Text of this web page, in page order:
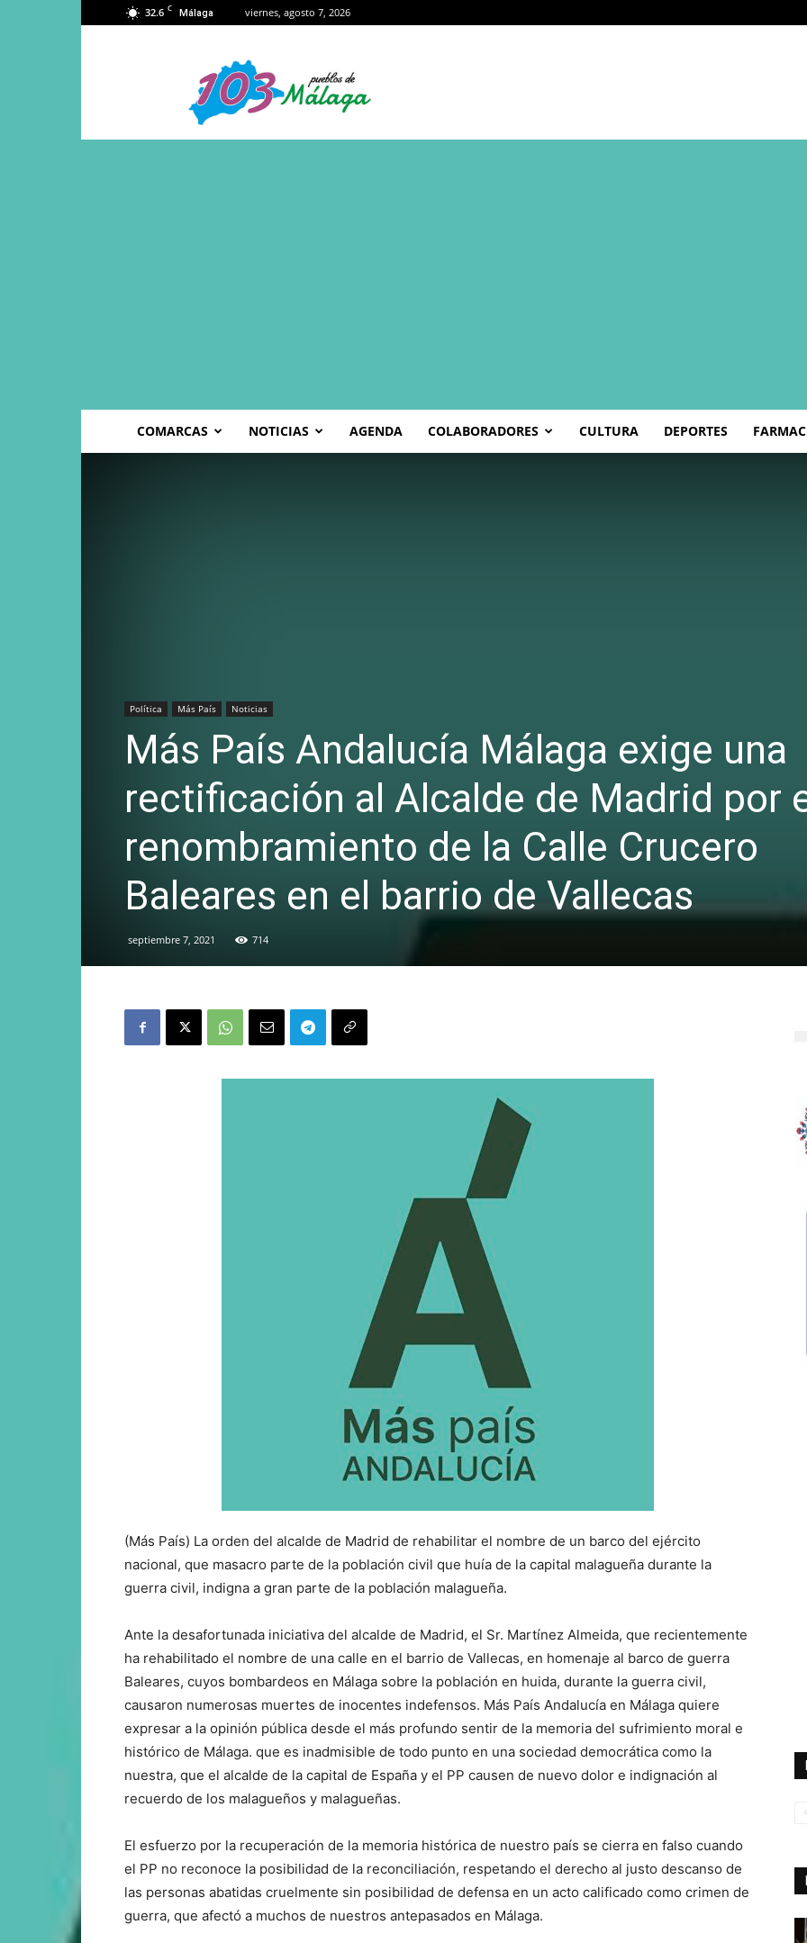
32.6 C Málaga viernes, agosto 7, 2026
Málaga
COMARCAS NOTICIAS AGENDA COLABORADORES CULTURA DEPORTES
Política Más País Noticias
Más País Andalucía Málaga exige una
rectificación al Alcalde de Madrid por
renombramiento de la Calle Crucero
Baleares en el barrio de Vallecas
septiembre 7, 2021 714
(Más País) La orden del alcalde de Madrid de rehabilitar el nombre de un barco del ejército
nacional, que masacro parte de la población civil que huía de la capital malagueña durante la
guerra civil, indigna a gran parte de la población malagueña.
Ante la desafortunada iniciativa del alcalde de Madrid, el Sr. Martínez Almeida, que recientemente
ha rehabilitado el nombre de una calle en el barrio de Vallecas, en homenaje al barco de guerra
Baleares, cuyos bombardeos en Málaga sobre la población en huida, durante la guerra civil,
causaron numerosas muertes de inocentes indefensos. Más País Andalucía en Málaga quiere
expresar a la opinión pública desde el más profundo sentir de la memoria del sufrimiento moral e
histórico de Málaga. que es inadmisible de todo punto en una sociedad democrática como la
nuestra, que el alcalde de la capital de España y el PP causen de nuevo dolor e indignación al
recuerdo de los malagueños y malagueñas.
El esfuerzo por la recuperación de la memoria histórica de nuestro país se cierra en falso cuando
el PP no reconoce la posibilidad de la reconciliación, respetando el derecho al justo descanso de
las personas abatidas cruelmente sin posibilidad de defensa en un acto calificado como crimen de
guerra, que afectó a muchos de nuestros antepasados en Málaga.